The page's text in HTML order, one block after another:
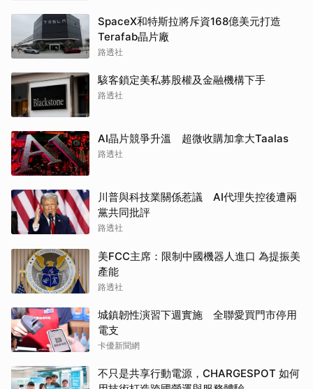
SpaceX和特斯拉將斥資168億美元打造
Terafab晶片廠
路透社
駭客鎖定美私募股權及金融機構下手
路透社
AI晶片競爭升溫 超微收購加拿大Taalas
路透社
川普與科技業關係惹議 AI代理失控後遭兩
黨共同批評
路透社
美FCC主席：限制中國機器人進口 為提振美
產能
路透社
城鎮韌性演習下週實施 全聯愛買門市停用
電支
卡優新聞網
不只是共享行動電源，CHARGESPOT 如何